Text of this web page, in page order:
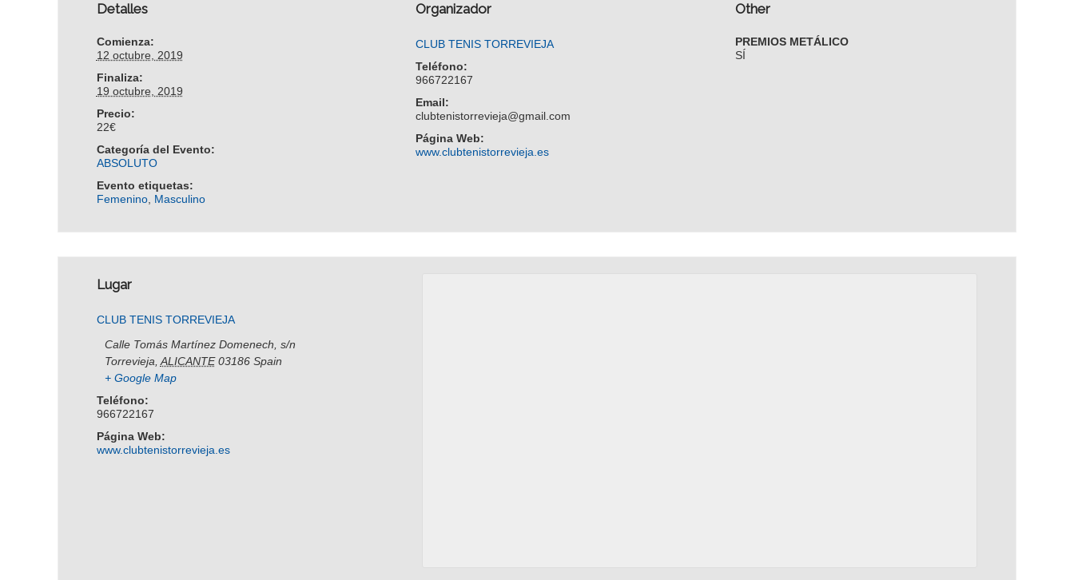
Detalles
Comienza:
12 octubre, 2019
Finaliza:
19 octubre, 2019
Precio:
22€
Categoría del Evento:
ABSOLUTO
Evento etiquetas:
Femenino, Masculino
Organizador
CLUB TENIS TORREVIEJA
Teléfono:
966722167
Email:
clubtenistorrevieja@gmail.com
Página Web:
www.clubtenistorrevieja.es
Other
PREMIOS METÁLICO
SÍ
Lugar
CLUB TENIS TORREVIEJA
Calle Tomás Martínez Domenech, s/n
Torrevieja ALICANTE 03186 Spain
+ Google Map
Teléfono:
966722167
Página Web:
www.clubtenistorrevieja.es